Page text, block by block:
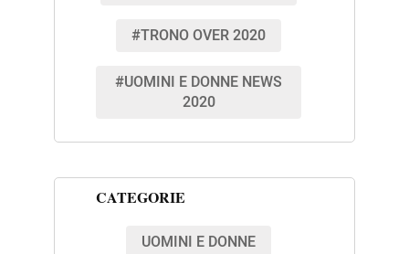
#TRONO OVER 2020
#UOMINI E DONNE NEWS
2020
CATEGORIE
UOMINI E DONNE